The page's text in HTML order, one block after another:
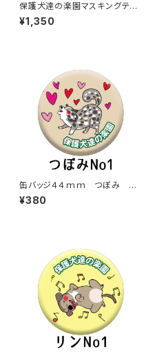
保護犬達の楽園マスキングテー
プ3色セット数量限定品
¥1,350
缶バッジ４４ｍｍ つぼみ 保
護犬達の楽園バッジ【送料無料】
¥380